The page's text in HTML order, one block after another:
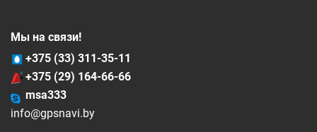
Мы на связи!
+375 (33) 311-35-11
+375 (29) 164-66-66
msa333
info@gpsnavi.by